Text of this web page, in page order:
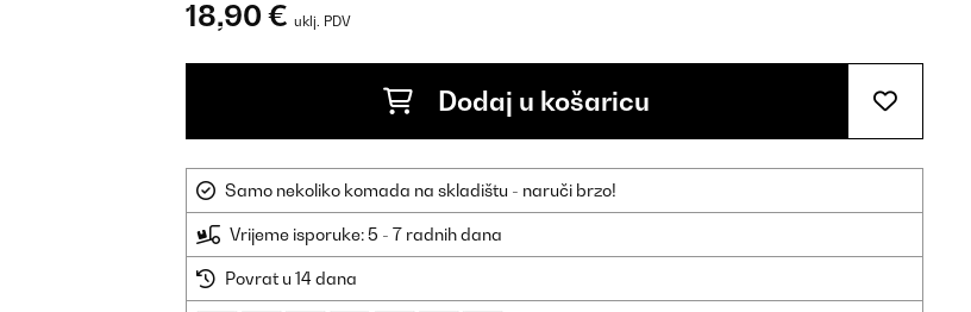
18,90 € uklj. PDV
Dodaj u košaricu
Samo nekoliko komada na skladištu - naruči brzo!
Vrijeme isporuke: 5 - 7 radnih dana
Povrat u 14 dana